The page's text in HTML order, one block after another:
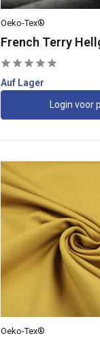
Oeko-Tex®
French Terry
Auf Lager
Login voor
Oeko-Tex®